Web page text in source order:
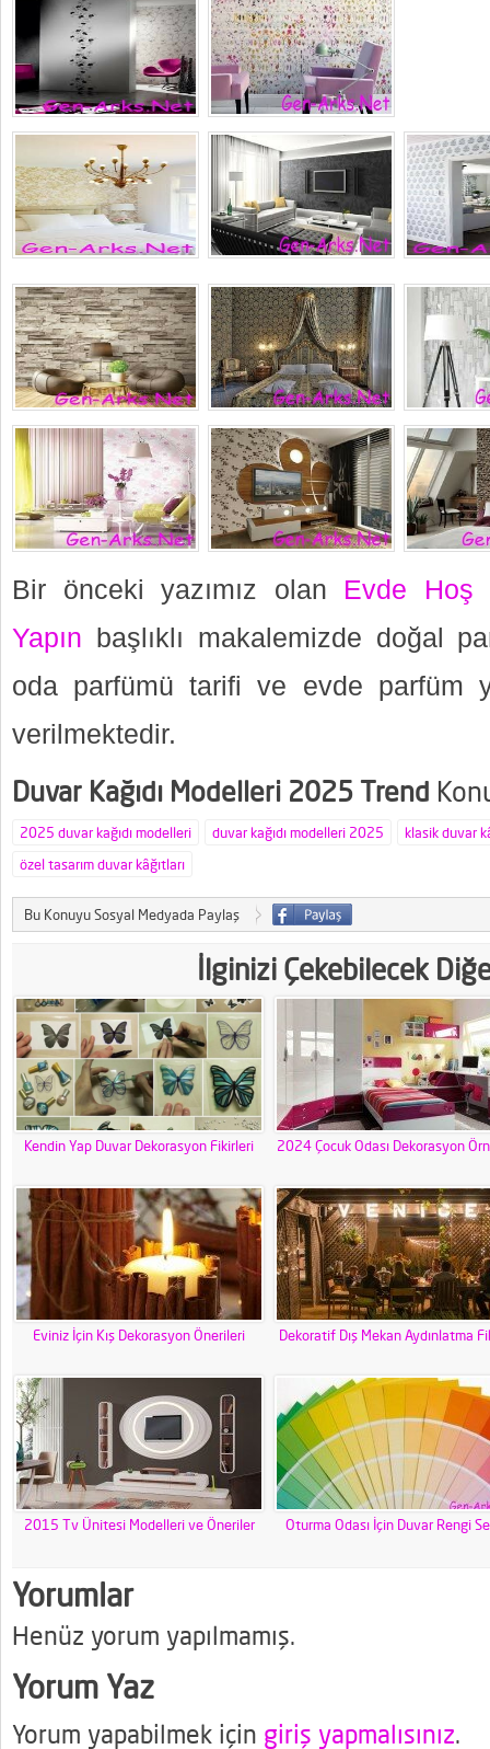
Bir önceki yazımız olan Evde Hoş
Yapın başlıklı makalemizde doğal
oda parfümü tarifi ve evde parfüm
verilmektedir.
Duvar Kağıdı Modelleri 2025 Trend
2025 duvar kağıdı modelleri duvar kağıdı modelleri 2025
klasik duvar
özel tasarım duvar kâğıtları
Bu Konuyu Sosyal Medyada Paylaş
İlginizi Çekebilecek
Kendin Yap Duvar Dekorasyon Fikirleri 2024 Çocuk Odası Dekorasyon
Eviniz İçin Kış Dekorasyon Önerileri Dekoratif Dış Mekan Aydınlatma
2015 Tv Ünitesi Modelleri ve Öneriler Oturma Odası İçin Duvar Rengi
Yorumlar
Henüz yorum yapılmamış.
Yorum Yaz
Yorum yapabilmek için giriş yapmalısınız.